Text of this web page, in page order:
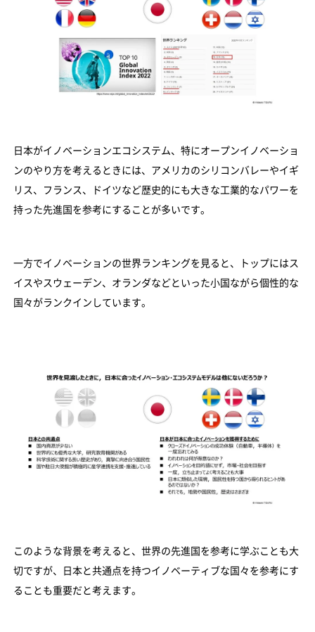
日本がイノベーションエコシステム、特にオープンイノベーショ
ンのやり方を考えるときには、アメリカのシリコンバレーやイギ
リス、フランス、ドイツなど歴史的にも大きな工業的なパワーを
持った先進国を参考にすることが多いです。
一方でイノベーションの世界ランキングを見ると、トップにはス
イスやスウェーデン、オランダなどといった小国ながら個性的な
国々がランクインしています。
このような背景を考えると、世界の先進国を参考に学ぶことも大
切ですが、日本と共通点を持つイノベーティブな国々を参考にす
ることも重要だと考えます。